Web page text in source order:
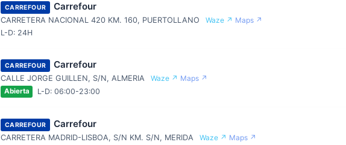
CARREFOUR Carrefour
CARRETERA NACIONAL 420 KM. 160, PUERTOLLANO Waze ↗ Maps ↗
L-D: 24H
CARREFOUR Carrefour
CALLE JORGE GUILLEN, S/N, ALMERIA Waze ↗ Maps ↗
Abierta L-D: 06:00-23:00
CARREFOUR Carrefour
CARRETERA MADRID-LISBOA, S/N KM. S/N, MERIDA Waze ↗ Maps ↗